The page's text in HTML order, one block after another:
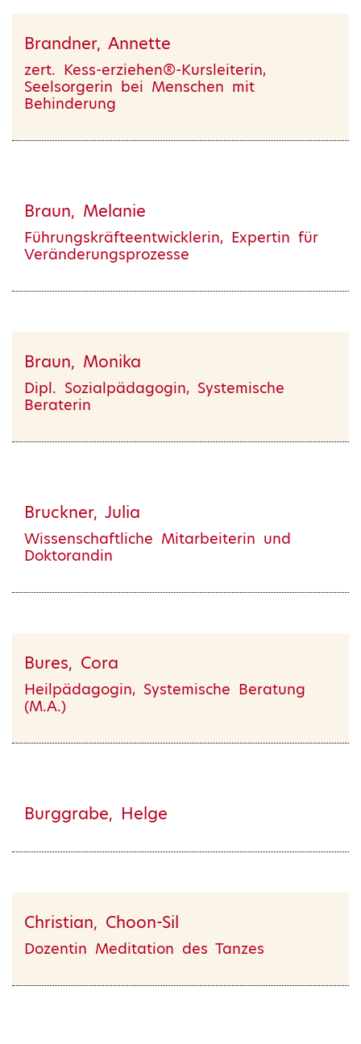
Brandner, Annette
zert. Kess-erziehen®-Kursleiterin,
Seelsorgerin bei Menschen mit
Behinderung
Braun, Melanie
Führungskräfteentwicklerin, Expertin für
Veränderungsprozesse
Braun, Monika
Dipl. Sozialpädagogin, Systemische
Beraterin
Bruckner, Julia
Wissenschaftliche Mitarbeiterin und
Doktorandin
Bures, Cora
Heilpädagogin, Systemische Beratung
(M.A.)
Burggrabe, Helge
Christian, Choon-Sil
Dozentin Meditation des Tanzes